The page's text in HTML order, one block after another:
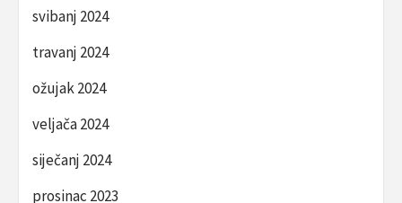
svibanj 2024
travanj 2024
ožujak 2024
veljača 2024
siječanj 2024
prosinac 2023